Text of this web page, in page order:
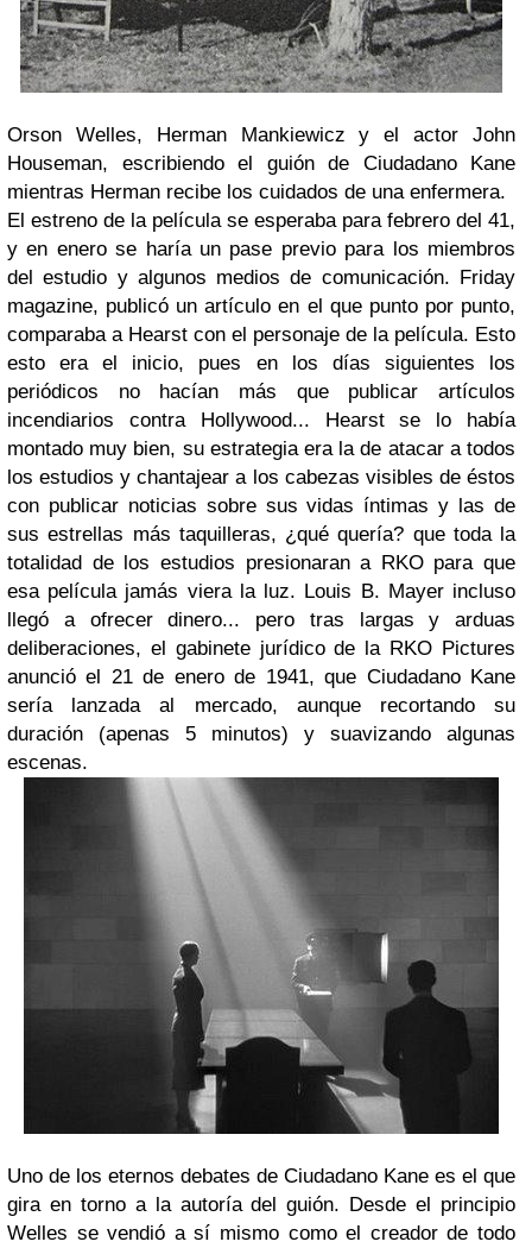
Orson Welles, Herman Mankiewicz y el actor John
Houseman, escribiendo el guión de Ciudadano Kane
mientras Herman recibe los cuidados de una enfermera.
El estreno de la película se esperaba para febrero del 41,
y en enero se haría un pase previo para los miembros
del estudio y algunos medios de comunicación. Friday
magazine, publicó un artículo en el que punto por punto,
comparaba a Hearst con el personaje de la película. Esto
esto era el inicio, pues en los días siguientes los
periódicos no hacían más que publicar artículos
incendiarios contra Hollywood... Hearst se lo había
montado muy bien, su estrategia era la de atacar a todos
los estudios y chantajear a los cabezas visibles de éstos
con publicar noticias sobre sus vidas íntimas y las de
sus estrellas más taquilleras, ¿qué quería? que toda la
totalidad de los estudios presionaran a RKO para que
esa película jamás viera la luz. Louis B. Mayer incluso
llegó a ofrecer dinero... pero tras largas y arduas
deliberaciones, el gabinete jurídico de la RKO Pictures
anunció el 21 de enero de 1941, que Ciudadano Kane
sería lanzada al mercado, aunque recortando su
duración (apenas 5 minutos) y suavizando algunas
escenas.
Uno de los eternos debates de Ciudadano Kane es el que
gira en torno a la autoría del guión. Desde el principio
Welles se vendió a sí mismo como el creador de todo